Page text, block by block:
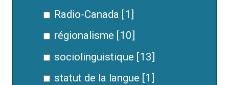
Radio-Canada [1]
régionalisme [10]
sociolinguistique [13]
statut de la langue [1]